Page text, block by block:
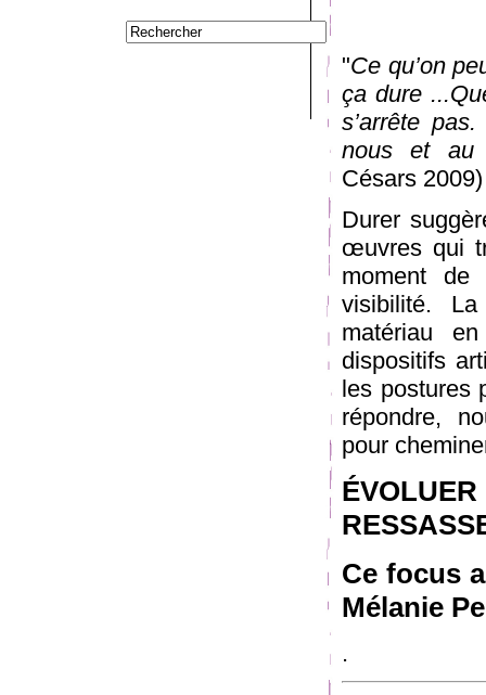
"Ce qu’on
ça dure
s’arrête
nous et au
Césars 2009)
Durer
œuvres qui
moment de
visibilité.
matériau
dispositifs
les postures
répondre,
pour
Ce focus
Mélanie
.